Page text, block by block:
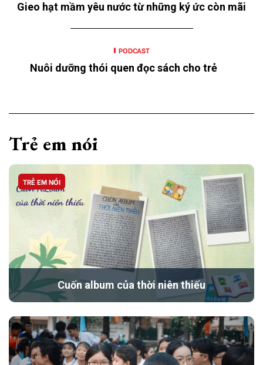
Gieo hạt mầm yêu nước từ những ký ức còn mãi
PODCAST
Nuôi dưỡng thói quen đọc sách cho trẻ
Trẻ em nói
TRẺ EM NÓI
Cuốn album của thời niên thiếu